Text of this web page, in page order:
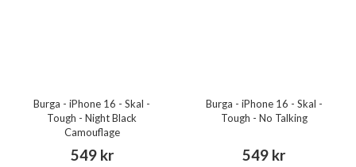
Burga - iPhone 16 - Skal -
Tough - Night Black
Camouflage
549 kr
Burga - iPhone 16 - Skal -
Tough - No Talking
549 kr